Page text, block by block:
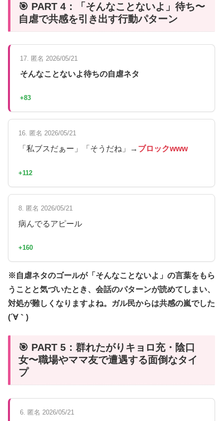
🎯 PART 4：「そんなことないよ」待ち〜
自虐で共感を引き出す行動パターン
17. 匿名 2026/05/21
そんなことないよ待ちの自虐ネタ
+83
16. 匿名 2026/05/21
「私ブスだぁー」「そうだね」→ ブロックwww
+112
8. 匿名 2026/05/21
病んでるアピール
+160
※自虐ネタのゴールが「そんなことないよ」の言葉をもら
うことと気づいたとき、会話のパターンが読めてしまい、
対処が難しくなりますよね。ガル民からは共感の嵐でした
(´∀｀)
🎯 PART 5：群れたがりキョロ充・陰口
女〜職場やママ友で遭遇する面倒なタイ
プ
6. 匿名 2026/05/21